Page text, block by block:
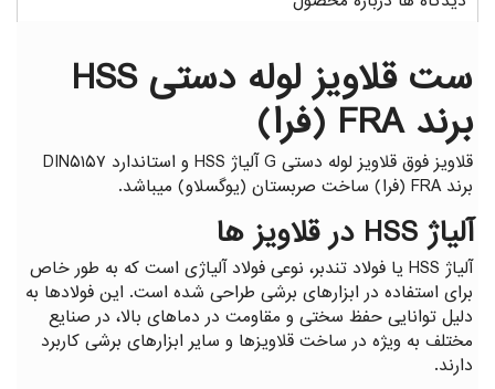
ست قلاویز لوله دستی HSS
برند FRA (فرا)
قلاویز فوق قلاویز لوله دستی G آلیاژ HSS و استاندارد DIN۵۱۵۷
برند FRA (فرا) ساخت صربستان (یوگسلاو) میباشد.
آلیاژ HSS در قلاویز ها
آلیاژ HSS یا فولاد تندبر، نوعی فولاد آلیاژی است که به طور خاص
برای استفاده در ابزارهای برشی طراحی شده است. این فولادها به
دلیل توانایی حفظ سختی و مقاومت در دماهای بالا، در صنایع
مختلف به ویژه در ساخت قلاویزها و سایر ابزارهای برشی کاربرد
دارند.